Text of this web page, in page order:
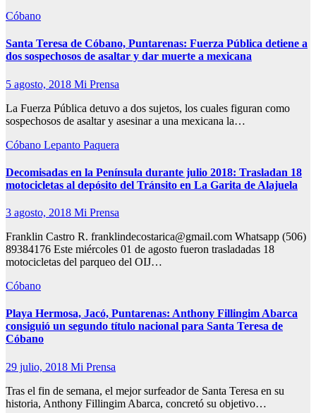
Cóbano
Santa Teresa de Cóbano, Puntarenas: Fuerza Pública detiene a
dos sospechosos de asaltar y dar muerte a mexicana
5 agosto, 2018 Mi Prensa
La Fuerza Pública detuvo a dos sujetos, los cuales figuran como
sospechosos de asaltar y asesinar a una mexicana la…
Cóbano Lepanto Paquera
Decomisadas en la Península durante julio 2018: Trasladan 18
motocicletas al depósito del Tránsito en La Garita de Alajuela
3 agosto, 2018 Mi Prensa
Franklin Castro R. franklindecostarica@gmail.com Whatsapp (506)
89384176 Este miércoles 01 de agosto fueron trasladadas 18
motocicletas del parqueo del OIJ…
Cóbano
Playa Hermosa, Jacó, Puntarenas: Anthony Fillingim Abarca
consiguió un segundo título nacional para Santa Teresa de
Cóbano
29 julio, 2018 Mi Prensa
Tras el fin de semana, el mejor surfeador de Santa Teresa en su
historia, Anthony Fillingim Abarca, concretó su objetivo…